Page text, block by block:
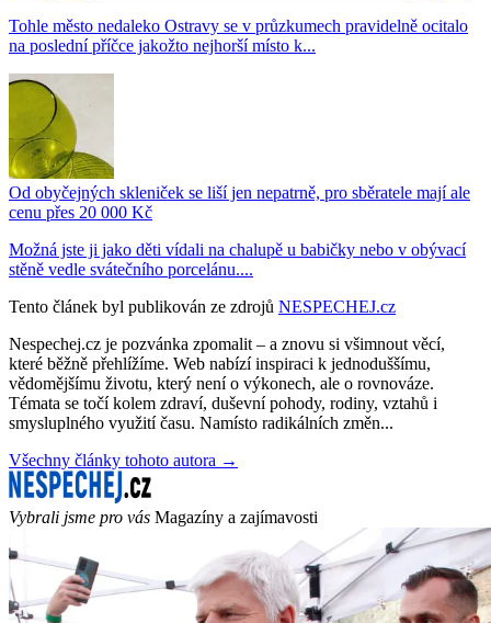
Tohle město nedaleko Ostravy se v průzkumech pravidelně ocitalo
na poslední příčce jakožto nejhorší místo k...
Od obyčejných skleniček se liší jen nepatrně, pro sběratele mají ale
cenu přes 20 000 Kč
Možná jste ji jako děti vídali na chalupě u babičky nebo v obývací
stěně vedle svátečního porcelánu....
Tento článek byl publikován ze zdrojů NESPECHEJ.cz
Nespechej.cz je pozvánka zpomalit – a znovu si všimnout věcí,
které běžně přehlížíme. Web nabízí inspiraci k jednoduššímu,
vědomějšímu životu, který není o výkonech, ale o rovnováze.
Témata se točí kolem zdraví, duševní pohody, rodiny, vztahů i
smysluplného využití času. Namísto radikálních změn...
Všechny články tohoto autora →
Vybrali jsme pro vás Magazíny a zajímavosti